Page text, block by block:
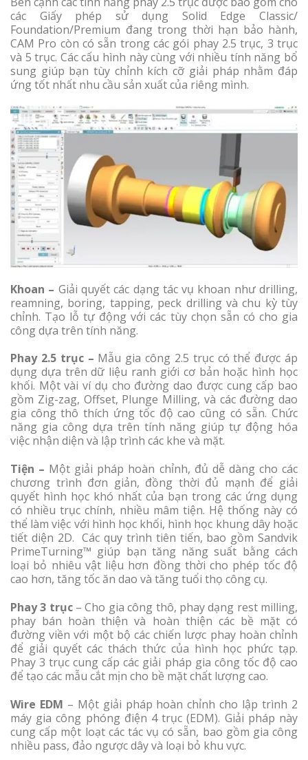
các Giấy phép sử dụng Solid Edge Classic/
Foundation/Premium đang trong thời hạn bảo hành,
CAM Pro còn có sẵn trong các gói phay 2.5 trục, 3 trục
và 5 trục. Các cấu hình này cùng với nhiều tính năng bổ
sung giúp bạn tùy chỉnh kích cỡ giải pháp nhằm đáp
ứng tốt nhất nhu cầu sản xuất của riêng mình.
Khoan – Giải quyết các dạng tác vụ khoan như drilling,
reamning, boring, tapping, peck drilling và chu kỳ tùy
chỉnh. Tạo lỗ tự động với các tùy chọn sẵn có cho gia
công dựa trên tính năng.
Phay 2.5 trục – Mẫu gia công 2.5 trục có thể được áp
dụng dựa trên dữ liệu ranh giới cơ bản hoặc hình học
khối. Một vài ví dụ cho đường dao được cung cấp bao
gồm Zig-zag, Offset, Plunge Milling, và các đường dao
gia công thô thích ứng tốc độ cao cũng có sẵn. Chức
năng gia công dựa trên tính năng giúp tự động hóa
việc nhận diện và lập trình các khe và mặt.
Tiện – Một giải pháp hoàn chỉnh, đủ dễ dàng cho các
chương trình đơn giản, đồng thời đủ mạnh để giải
quyết hình học khó nhất của bạn trong các ứng dụng
có nhiều trục chính, nhiều mâm tiện. Hệ thống này có
thể làm việc với hình học khối, hình học khung dây hoặc
tiết diện 2D. Các quy trình tiên tiến, bao gồm Sandvik
PrimeTurning™ giúp bạn tăng năng suất bằng cách
loại bỏ nhiêu vật liệu hơn đồng thời cho phép tốc độ
cao hơn, tăng tốc ăn dao và tăng tuổi thọ công cụ.
Phay 3 trục– Cho gia công thô, phay dạng rest milling,
phay bán hoàn thiện và hoàn thiện các bề mặt có
đường viền với một bộ các chiến lược phay hoàn chỉnh
để giải quyết các thách thức của hình học phức tạp.
Phay 3 trục cung cấp các giải pháp gia công tốc độ cao
để tạo các mẫu cắt mịn cho bề mặt chất lượng cao.
Wire EDM – Một giải pháp hoàn chỉnh cho lập trình 2
máy gia công phóng điện 4 trục (EDM). Giải pháp này
cung cấp một loạt các tác vụ có sẵn, bao gồm gia công
nhiều pass, đảo ngược dây và loại bỏ khu vực.